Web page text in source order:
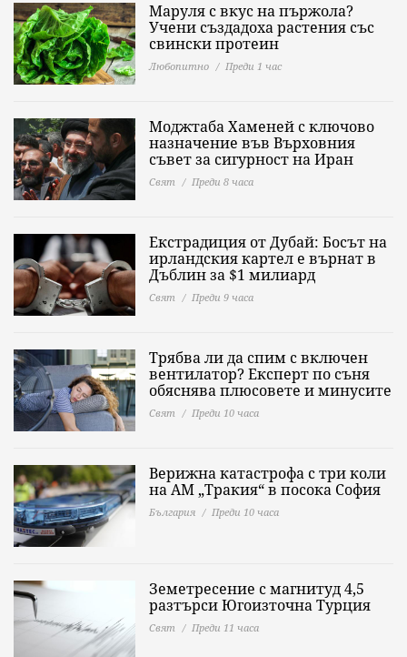
Маруля с вкус на пържола?
Учени създадоха растения със
свински протеин
Любопитно Преди 1 час
Моджтаба Хаменей с ключово
назначение във Върховния
съвет за сигурност на Иран
Свят Преди 8 часа
Екстрадиция от Дубай: Босът на
ирландския картел е върнат в
Дъблин за $1 милиард
Свят Преди 9 часа
Трябва ли да спим с включен
вентилатор? Експерт по съня
обяснява плюсовете и минусите
Свят Преди 10 часа
Верижна катастрофа с три коли
на АМ „Тракия“ в посока София
България Преди 10 часа
Земетресение с магнитуд 4,5
разтърси Югоизточна Турция
Свят Преди 11 часа